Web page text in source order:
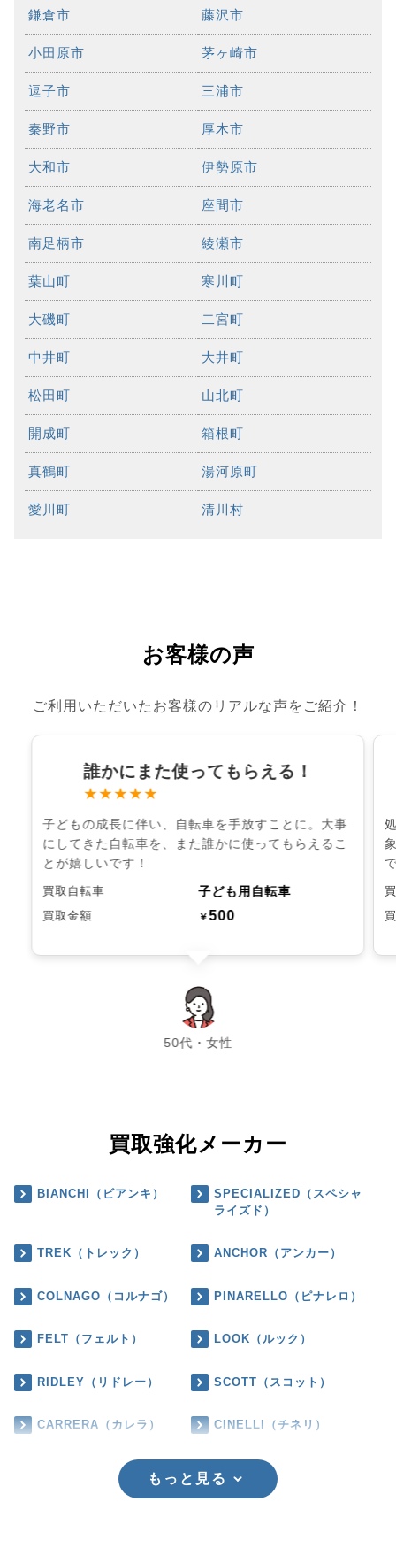
鎌倉市 藤沢市
小田原市 茅ヶ崎市
逗子市 三浦市
秦野市 厚木市
大和市 伊勢原市
海老名市 座間市
南足柄市 綾瀬市
葉山町 寒川町
大磯町 二宮町
中井町 大井町
松田町 山北町
開成町 箱根町
真鶴町 湯河原町
愛川町 清川村
お客様の声
ご利用いただいたお客様のリアルな声をご紹介！
誰かにまた使ってもらえる！
★★★★★
子どもの成長に伴い、自転車を手放すことに。大事
にしてきた自転車を、また誰かに使ってもらえるこ
とが嬉しいです！
買取自転車 子ども用自転車
買取金額 ￥500
50代・女性
chevron_left chevron_right
買取強化メーカー
BIANCHI（ビアンキ）
SPECIALIZED（スペシャ
ライズド）
TREK（トレック） ANCHOR（アンカー）
COLNAGO（コルナゴ） PINARELLO（ピナレロ）
FELT（フェルト） LOOK（ルック）
RIDLEY（リドレー） SCOTT（スコット）
CARRERA（カレラ） CINELLI（チネリ）
もっと見る